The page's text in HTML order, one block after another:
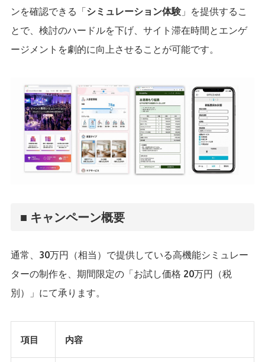
ンを確認できる「シミュレーション体験」を提供するこ
とで、検討のハードルを下げ、サイト滞在時間とエンゲ
ージメントを劇的に向上させることが可能です。
■ キャンペーン概要
通常、30万円（相当）で提供している高機能シミュレー
ターの制作を、期間限定の「お試し価格 20万円（税
別）」にて承ります。
項目 内容